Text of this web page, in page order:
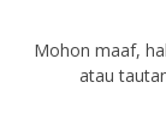
Mohon maaf,
atau